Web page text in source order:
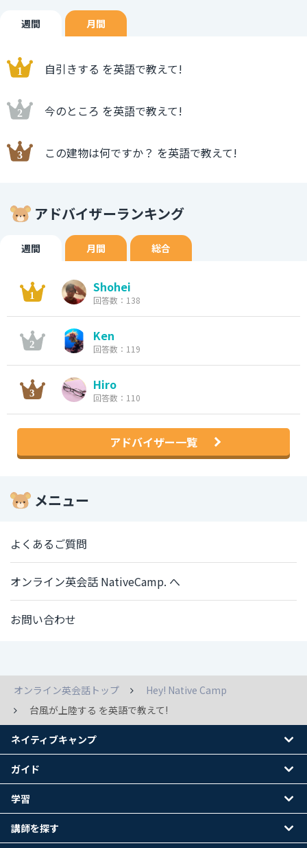
週間 月間
自引きする を英語で教えて!
今のところ を英語で教えて!
この建物は何ですか？ を英語で教えて!
アドバイザーランキング
週間 月間 総合
Shohei
回答数：138
Ken
回答数：119
Hiro
回答数：110
アドバイザー一覧
メニュー
よくあるご質問
オンライン英会話 NativeCamp. へ
お問い合わせ
オンライン英会話トップ
Hey! Native Camp
台風が上陸する を英語で教えて!
ネイティブキャンプ
ガイド
学習
講師を探す